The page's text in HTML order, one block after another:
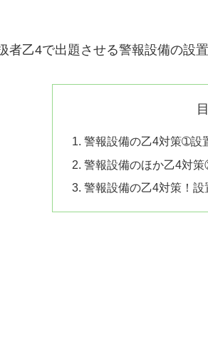
者乙4で出題させる警報設備の設
警報設備の乙4対策➀設
警報設備のほか乙4対
警報設備の乙4対策！